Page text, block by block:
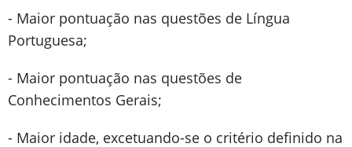
- Maior pontuação nas questões de Língua
Portuguesa;
- Maior pontuação nas questões de
Conhecimentos Gerais;
- Maior idade, excetuando-se o critério definido na